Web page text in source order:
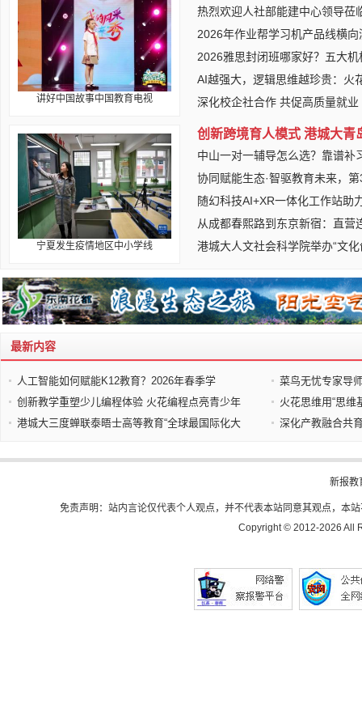
讲好中国故事中国教育电视
宁夏发生疫情地区中小学线
热烈欢迎人社部能建中心领导莅
2026年作业帮学习机产品线横
2026雅思封闭班哪家好？五大
AI越强大，逻辑思维越珍贵：火
深化校企社合作 共促高质量就
创新跨境育人模式 港城大青
中山一对一辅导怎么选？靠谱补
协同赋能生态·智驱教育未来，
随幻科技AI+XR一体化工作站助
从成都春熙路到东京新宿：直营
港城大人文社会科学院举办“文
最新内容
人工智能如何赋能K12教育？2026年春季学
菜鸟无忧专家导
创新教学重塑少儿编程体验 火花编程点亮青少年
火花思维用“思维
港城大三度蝉联泰晤士高等教育“全球最国际化大
深化产教融合共
新报教
免责声明：站内言论仅代表个人观点，并不代表本站同意其观点，本
Copyright © 2012-2026 All